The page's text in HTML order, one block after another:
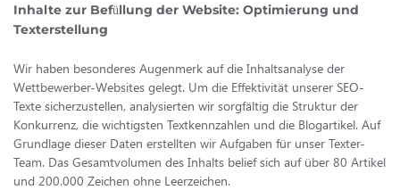
Inhalte zur Befüllung der Website: Optimierung und
Texterstellung
Wir haben besonderes Augenmerk auf die Inhaltsanalyse der
Wettbewerber-Websites gelegt. Um die Effektivität unserer SEO-
Texte sicherzustellen, analysierten wir sorgfältig die Struktur der
Konkurrenz, die wichtigsten Textkennzahlen und die Blogartikel. Auf
Grundlage dieser Daten erstellten wir Aufgaben für unser Texter-
Team. Das Gesamtvolumen des Inhalts belief sich auf über 80 Artikel
und 200.000 Zeichen ohne Leerzeichen.